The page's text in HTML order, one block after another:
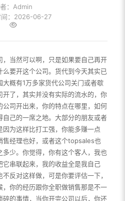
：Admin
间：2026-06-27
当然可以啊，只是如果要自己再开
要开这个公司。货代到今天其实已
概有1万多家货代公司关门或者歇
开了，其实并没有实际的流水的，你
公司开出来，你的特点在哪里，如何
己的一席之地。大部分的朋友或者
为这样比打工强，你能多赚一点
售经理也好，或者这个topsales也
少。你觉得，你有这个客人，我也
它串联起来，我的收益全是我自己
反对这样做，可是你要评估一下，
你的经历跟你全职做销售那是不一
的事情，当你开完公司以后，你还